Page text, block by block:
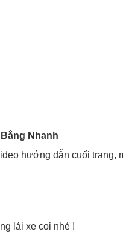
Nhanh
hướng dẫn cuối trang,
lái xe coi nhé !